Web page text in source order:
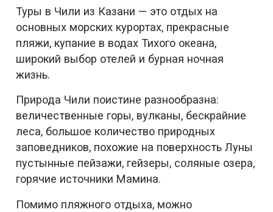
Туры в Чили из Казани — это отдых на
основных морских курортах, прекрасные
пляжи, купание в водах Тихого океана,
широкий выбор отелей и бурная ночная
жизнь.
Природа Чили поистине разнообразна:
величественные горы, вулканы, бескрайние
леса, большое количество природных
заповедников, похожие на поверхность Луны
пустынные пейзажи, гейзеры, соляные озера,
горячие источники Мамина.
Помимо пляжного отдыха, можно